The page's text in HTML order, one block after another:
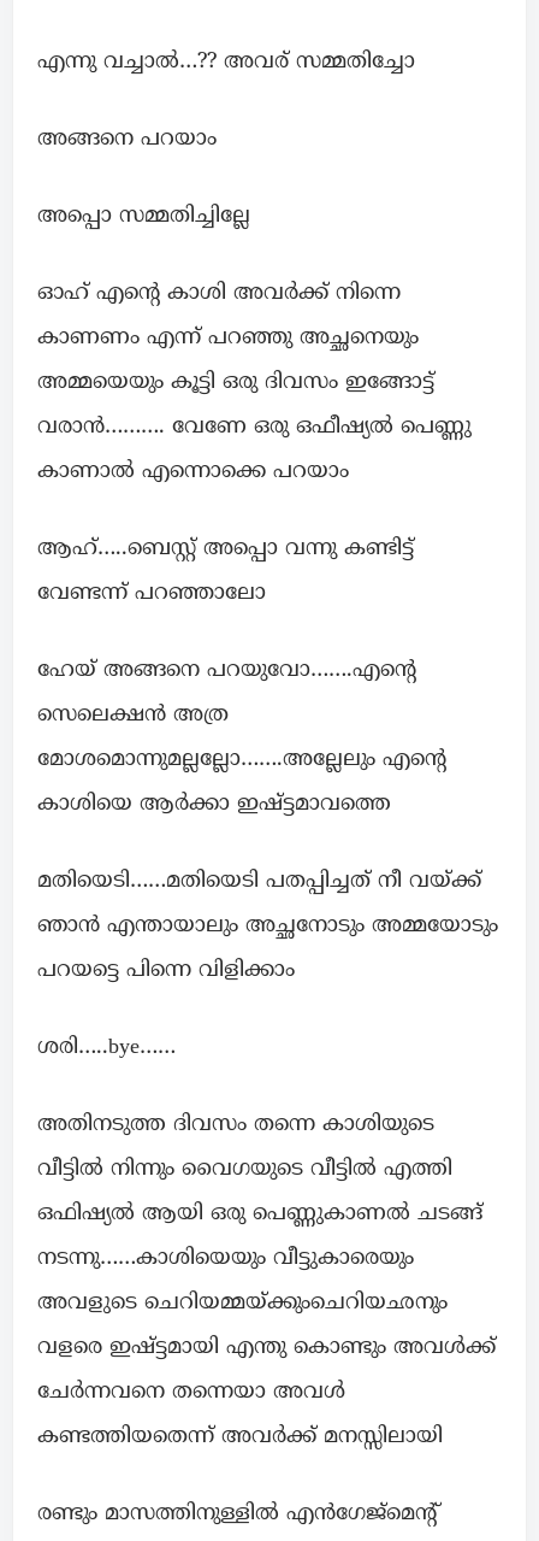
എന്നു വച്ചാൽ…?? അവര് സമ്മതിച്ചോ
അങ്ങനെ പറയാം
അപ്പൊ സമ്മതിച്ചില്ലേ
ഓഹ് എന്റെ കാശി അവർക്ക് നിന്നെ
കാണണം എന്ന് പറഞ്ഞു അച്ഛനെയും
അമ്മയെയും കൂട്ടി ഒരു ദിവസം ഇങ്ങോട്ട്
വരാൻ………. വേണേ ഒരു ഒഫീഷ്യൽ പെണ്ണു
കാണാൽ എന്നൊക്കെ പറയാം
ആഹ്…..ബെസ്റ്റ് അപ്പൊ വന്നു കണ്ടിട്ട്
വേണ്ടന്ന് പറഞ്ഞാലോ
ഹേയ് അങ്ങനെ പറയുവോ…….എന്റെ
സെലെക്ഷൻ അത്ര
മോശമൊന്നുമല്ലല്ലോ…….അല്ലേലും എന്റെ
കാശിയെ ആർക്കാ ഇഷ്ട്ടമാവത്തെ
മതിയെടി……മതിയെടി പതപ്പിച്ചത് നീ വയ്ക്ക്
ഞാൻ എന്തായാലും അച്ഛനോടും അമ്മയോടും
പറയട്ടെ പിന്നെ വിളിക്കാം
ശരി…..bye……
അതിനടുത്ത ദിവസം തന്നെ കാശിയുടെ
വീട്ടിൽ നിന്നും വൈഗയുടെ വീട്ടിൽ എത്തി
ഒഫിഷ്യൽ ആയി ഒരു പെണ്ണുകാണൽ ചടങ്ങ്
നടന്നു……കാശിയെയും വീട്ടുകാരെയും
അവളുടെ ചെറിയമ്മയ്ക്കുംചെറിയഛനും
വളരെ ഇഷ്ട്ടമായി എന്തു കൊണ്ടും അവൾക്ക്
ചേർന്നവനെ തന്നെയാ അവൾ
കണ്ടത്തിയതെന്ന് അവർക്ക് മനസ്സിലായി
രണ്ടും മാസത്തിനുള്ളിൽ എൻഗേജ്മെന്റ്